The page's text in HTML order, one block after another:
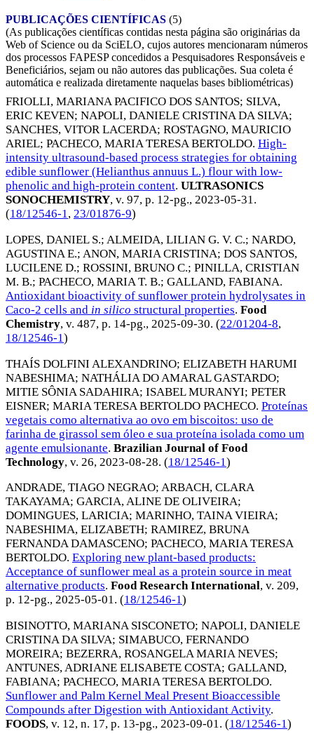
PUBLICAÇÕES CIENTÍFICAS (5)
(As publicações científicas contidas nesta página são originárias da
Web of Science ou da SciELO, cujos autores mencionaram números
dos processos FAPESP concedidos a Pesquisadores Responsáveis e
Beneficiários, sejam ou não autores das publicações. Sua coleta é
automática e realizada diretamente naquelas bases bibliométricas)
FRIOLLI, MARIANA PACIFICO DOS SANTOS; SILVA,
ERIC KEVEN; NAPOLI, DANIELE CRISTINA DA SILVA;
SANCHES, VITOR LACERDA; ROSTAGNO, MAURICIO
ARIEL; PACHECO, MARIA TERESA BERTOLDO. High-
intensity ultrasound-based process strategies for obtaining
edible sunflower (Helianthus annuus L.) flour with low-
phenolic and high-protein content. ULTRASONICS
SONOCHEMISTRY, v. 97, p. 12-pg., 2023-05-31.
(18/12546-1, 23/01876-9)
LOPES, DANIEL S.; ALMEIDA, LILIAN G. V. C.; NARDO,
AGUSTINA E.; ANON, MARIA CRISTINA; DOS SANTOS,
LUCILENE D.; ROSSINI, BRUNO C.; PINILLA, CRISTIAN
M. B.; PACHECO, MARIA T. B.; GALLAND, FABIANA.
Antioxidant bioactivity of sunflower protein hydrolysates in
Caco-2 cells and in silico structural properties. Food
Chemistry, v. 487, p. 14-pg., 2025-09-30. (22/01204-8,
18/12546-1)
THAÍS DOLFINI ALEXANDRINO; ELIZABETH HARUMI
NABESHIMA; NATHÁLIA DO AMARAL GASTARDO;
MITIE SÔNIA SADAHIRA; ISABEL MURANYI; PETER
EISNER; MARIA TERESA BERTOLDO PACHECO. Proteínas
vegetais como alternativa ao ovo em biscoitos: uso de
farinha de girassol sem óleo e sua proteína isolada como um
agente emulsionante. Brazilian Journal of Food
Technology, v. 26, 2023-08-28. (18/12546-1)
ANDRADE, TIAGO NEGRAO; ARBACH, CLARA
TAKAYAMA; GARCIA, ALINE DE OLIVEIRA;
DOMINGUES, LARICIA; MARINHO, TAINA VIEIRA;
NABESHIMA, ELIZABETH; RAMIREZ, BRUNA
FERNANDA DAMASCENO; PACHECO, MARIA TERESA
BERTOLDO. Exploring new plant-based products:
Acceptance of sunflower meal as a protein source in meat
alternative products. Food Research International, v. 209,
p. 12-pg., 2025-05-01. (18/12546-1)
BISINOTTO, MARIANA SISCONETO; NAPOLI, DANIELE
CRISTINA DA SILVA; SIMABUCO, FERNANDO
MOREIRA; BEZERRA, ROSANGELA MARIA NEVES;
ANTUNES, ADRIANE ELISABETE COSTA; GALLAND,
FABIANA; PACHECO, MARIA TERESA BERTOLDO.
Sunflower and Palm Kernel Meal Present Bioaccessible
Compounds after Digestion with Antioxidant Activity.
FOODS, v. 12, n. 17, p. 13-pg., 2023-09-01. (18/12546-1)